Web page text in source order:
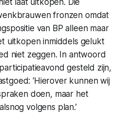
fronzen omdat
van BP alleen maar
uitkopen inmiddels gelukt
niet zeggen. In antwoord
gesteld zijn,
‘Hierover kunnen wij
doen, maar het
volgens plan.’